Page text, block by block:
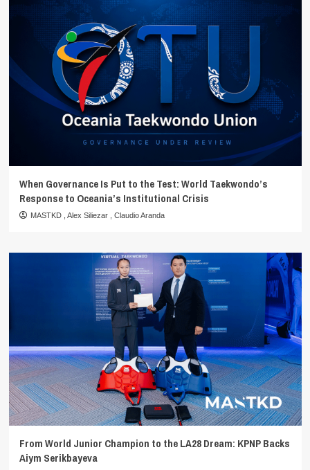
When Governance Is Put to the Test: World Taekwondo’s
Response to Oceania’s Institutional Crisis
MASTKD Alex Siliezar Claudio Aranda
From World Junior Champion to the LA28 Dream: KPNP Backs
Aiym Serikbayeva